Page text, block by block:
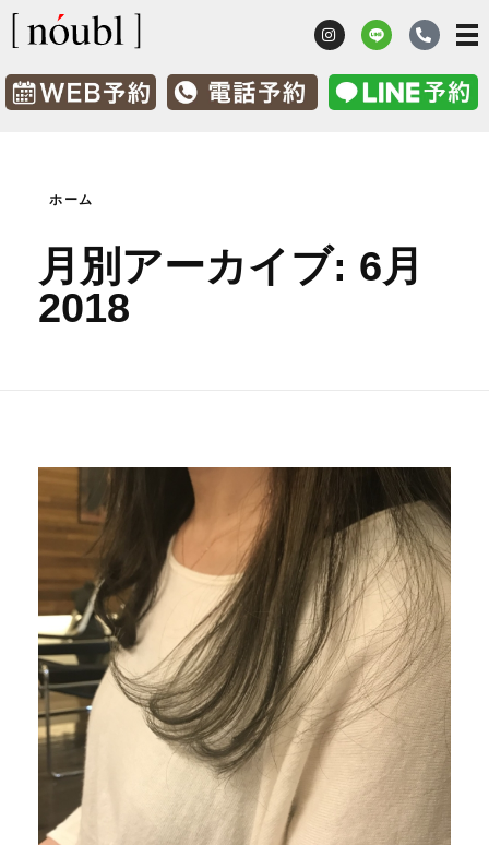
ホーム
月別アーカイブ: 6月
2018